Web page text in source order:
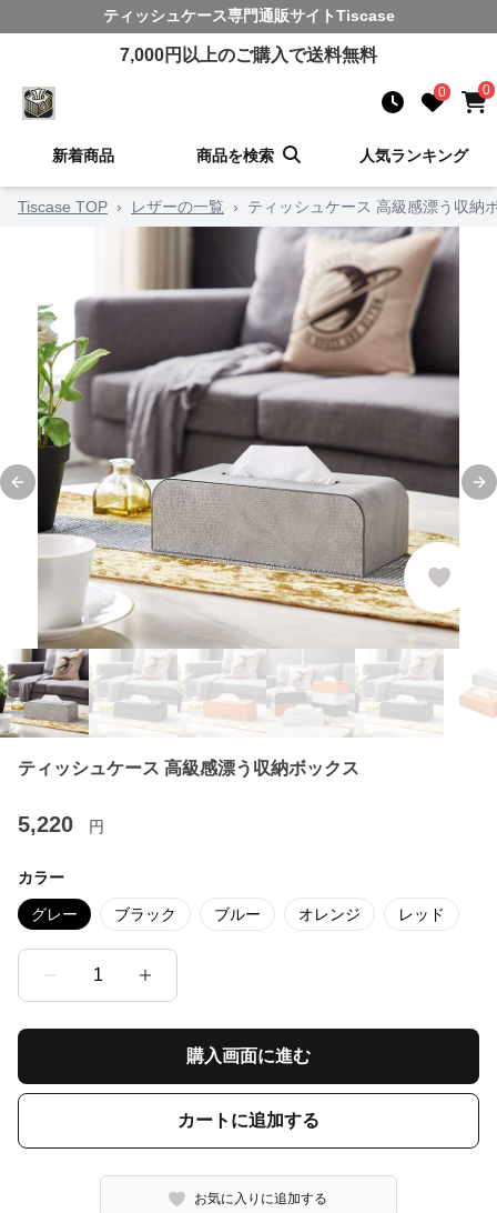
ティッシュケース専門通販サイトTiscase
7,000円以上のご購入で送料無料
0 0
新着商品 商品を検索 人気ランキング
Tiscase TOP › レザーの一覧 › ティッシュケース 高級感漂う収納
Previous slide
ティッシュケース 高級感漂う収納ボックス
5,220 円
カラー
グレー ブラック ブルー オレンジ レッド
1
購入画面に進む
カートに追加する
お気に入りに追加する